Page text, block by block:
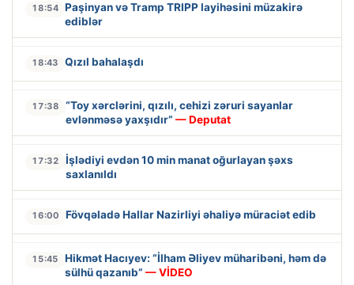
18:54 Paşinyan və Tramp TRIPP layihəsini müzakirə
ediblər
18:43 Qızıl bahalaşdı
17:38
“Toy xərclərini, qızılı, cehizi zəruri sayanlar
evlənməsə yaxşıdır” — Deputat
17:32
İşlədiyi evdən 10 min manat oğurlayan şəxs
saxlanıldı
16:00 Fövqəladə Hallar Nazirliyi əhaliyə müraciət edib
15:45
Hikmət Hacıyev: “İlham Əliyev müharibəni, həm də
sülhü qazanıb” — VİDEO